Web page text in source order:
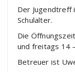
Der
Schulalter.
Die
und freitags 14
Betreuer ist